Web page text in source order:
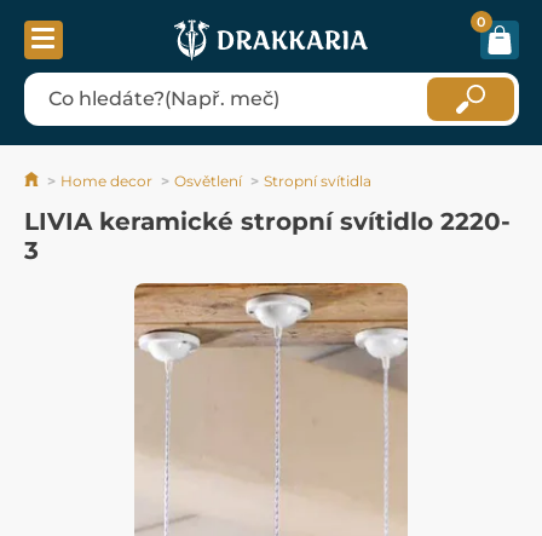
0
Home decor Osvětlení Stropní svítidla
LIVIA keramické stropní svítidlo 2220-
3